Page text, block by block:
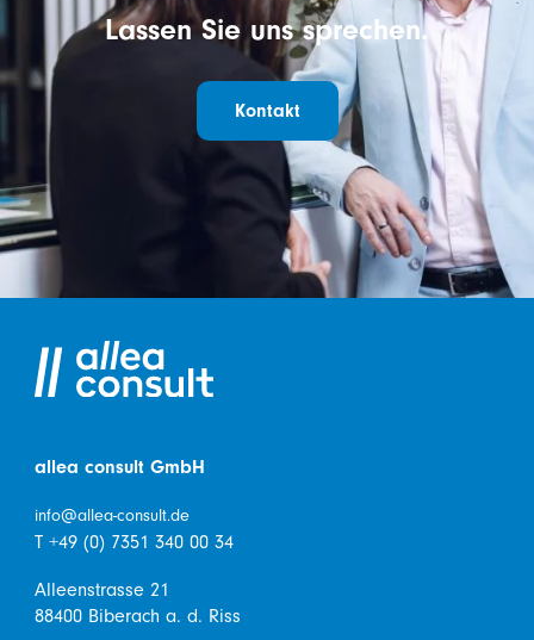
Lassen Sie uns sprechen.
Kontakt
allea consult GmbH
info@allea-consult.de
T +49 (0) 7351 340 00 34
Alleenstrasse 21
88400 Biberach a. d. Riss